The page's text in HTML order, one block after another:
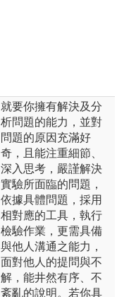
就要你擁有解決及分
析問題的能力，並對
問題的原因充滿好
奇，且能注重細節、
深入思考，嚴謹解決
實驗所面臨的問題，
依據具體問題，採用
相對應的工具，執行
檢驗作業，更需具備
與他人溝通之能力，
面對他人的提問與不
解，能井然有序、不
紊亂的說明。若你具